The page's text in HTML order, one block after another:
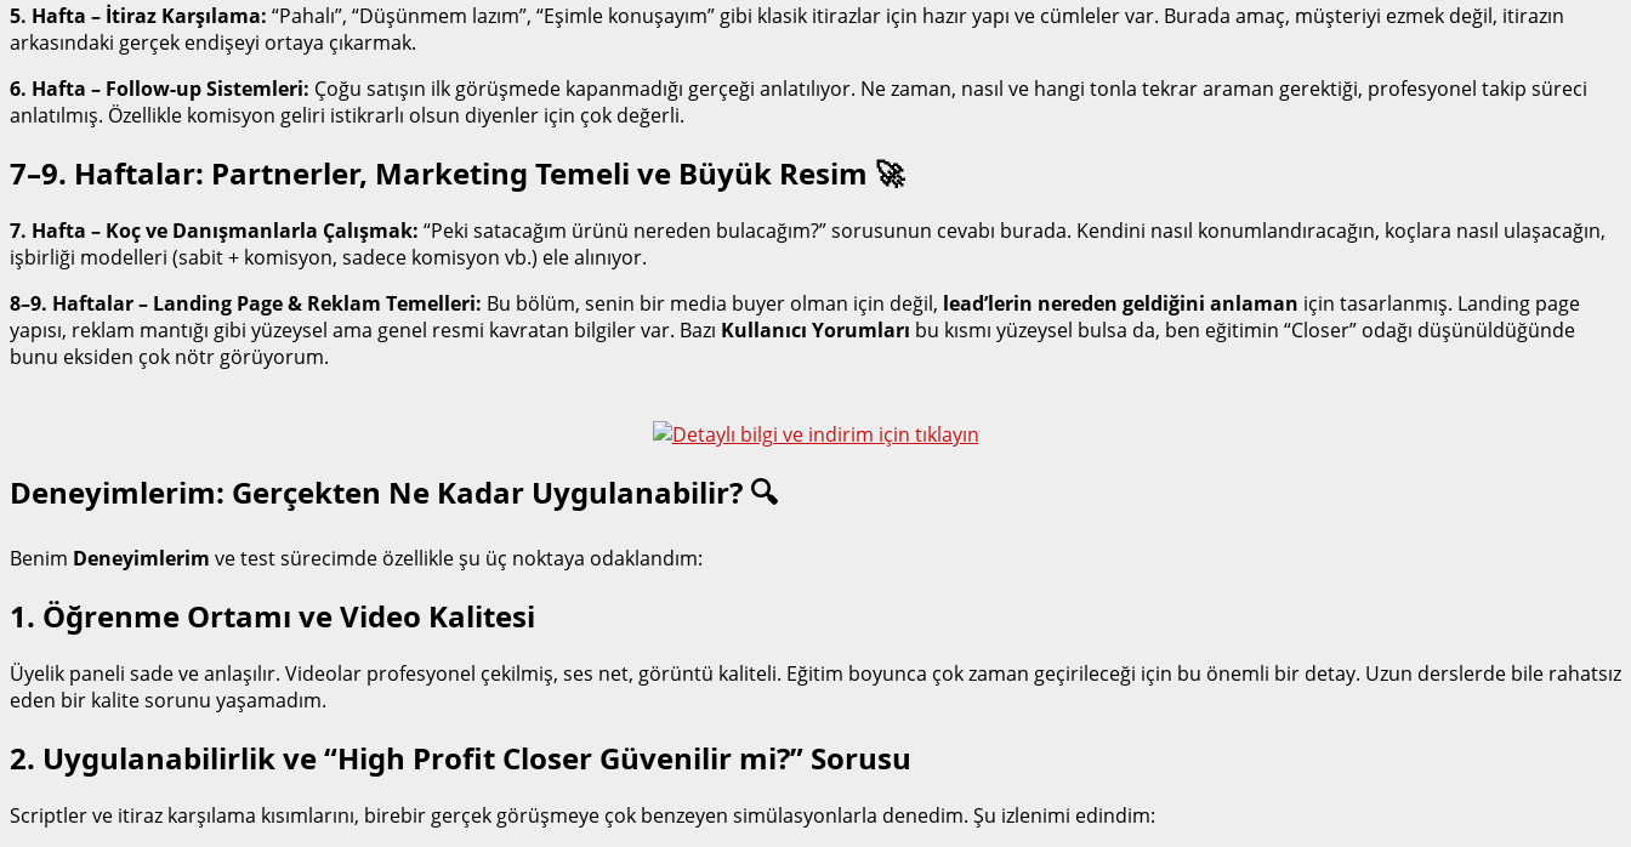
5. Hafta – İtiraz Karşılama: “Pahalı”, “Düşünmem lazım”, “Eşimle konuşayım” gibi klasik itirazlar için hazır yapı ve cümleler var. Burada amaç, müşteriyi ezmek değil, itirazın
arkasındaki gerçek endişeyi ortaya çıkarmak.
6. Hafta – Follow-up Sistemleri: Çoğu satışın ilk görüşmede kapanmadığı gerçeği anlatılıyor. Ne zaman, nasıl ve hangi tonla tekrar araman gerektiği, profesyonel takip süreci
anlatılmış. Özellikle komisyon geliri istikrarlı olsun diyenler için çok değerli.
7–9. Haftalar: Partnerler, Marketing Temeli ve Büyük Resim 🚀
7. Hafta – Koç ve Danışmanlarla Çalışmak: “Peki satacağım ürünü nereden bulacağım?” sorusunun cevabı burada. Kendini nasıl konumlandıracağın, koçlara nasıl ulaşacağın,
işbirliği modelleri (sabit + komisyon, sadece komisyon vb.) ele alınıyor.
8–9. Haftalar – Landing Page & Reklam Temelleri: Bu bölüm, senin bir media buyer olman için değil, lead’lerin nereden geldiğini anlaman için tasarlanmış. Landing page
yapısı, reklam mantığı gibi yüzeysel ama genel resmi kavratan bilgiler var. Bazı Kullanıcı Yorumları bu kısmı yüzeysel bulsa da, ben eğitimin “Closer” odağı düşünüldüğünde
bunu eksiden çok nötr görüyorum.
Deneyimlerim: Gerçekten Ne Kadar Uygulanabilir? 🔍
Benim Deneyimlerim ve test sürecimde özellikle şu üç noktaya odaklandım:
1. Öğrenme Ortamı ve Video Kalitesi
Üyelik paneli sade ve anlaşılır. Videolar profesyonel çekilmiş, ses net, görüntü kaliteli. Eğitim boyunca çok zaman geçirileceği için bu önemli bir detay. Uzun derslerde bile rahatsız
eden bir kalite sorunu yaşamadım.
2. Uygulanabilirlik ve “High Profit Closer Güvenilir mi?” Sorusu
Scriptler ve itiraz karşılama kısımlarını, birebir gerçek görüşmeye çok benzeyen simülasyonlarla denedim. Şu izlenimi edindim: